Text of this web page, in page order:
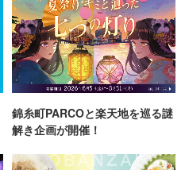
錦糸町PARCOと楽天地を巡る謎
解き企画が開催！